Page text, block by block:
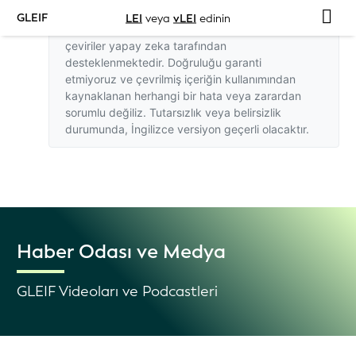
GLEIF LEI veya vLEI edinin
Bu web sitesindeki İngilizce dışındaki
çeviriler yapay zeka tarafından
desteklenmektedir. Doğruluğu garanti
etmiyoruz ve çevrilmiş içeriğin kullanımından
kaynaklanan herhangi bir hata veya zarardan
sorumlu değiliz. Tutarsızlık veya belirsizlik
durumunda, İngilizce versiyon geçerli olacaktır.
Haber Odası ve Medya
GLEIF Videoları ve Podcastleri